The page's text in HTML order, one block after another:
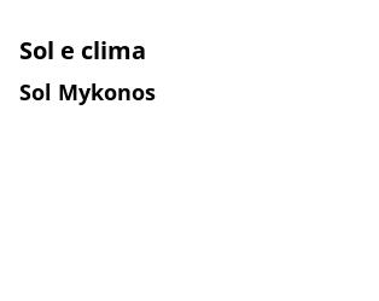
Sol e clima
Sol Mykonos